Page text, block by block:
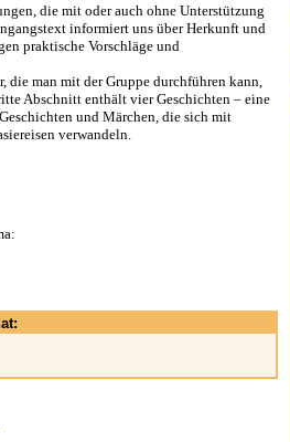
die mit oder auch ohne Unterstützung
informiert uns über Herkunft und
praktische Vorschläge und
die man mit der Gruppe durchführen kann,
Abschnitt enthält vier Geschichten – eine
und Märchen, die sich mit
verwandeln.